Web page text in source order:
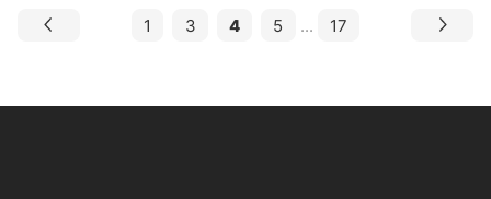
1 3 4 5 ... 17